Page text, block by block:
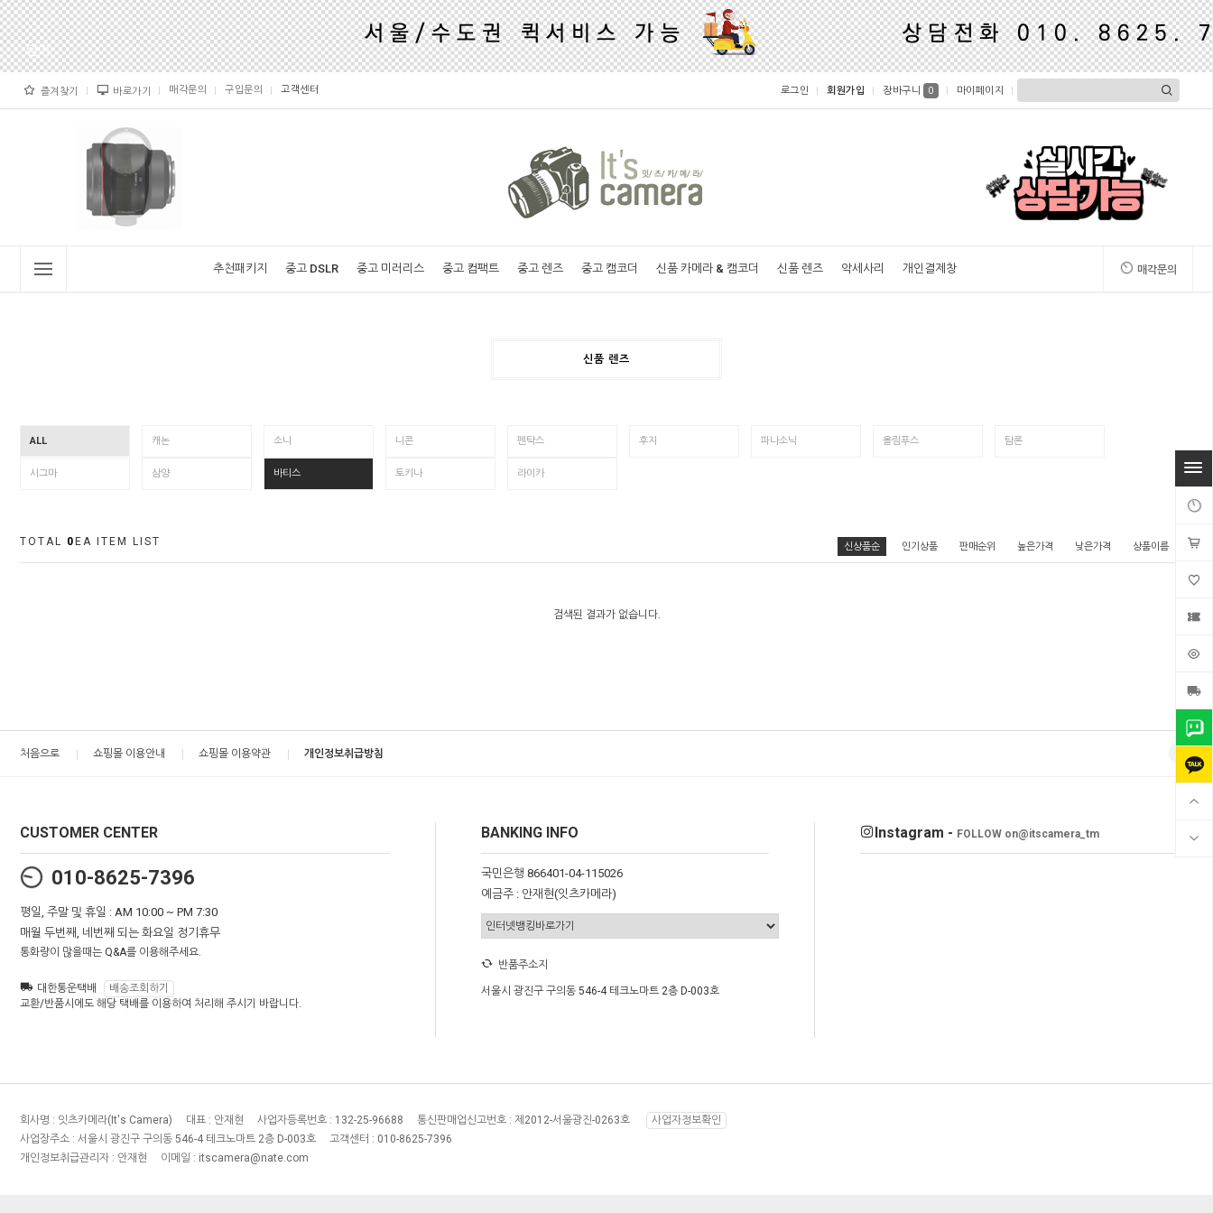
즐겨찾기 바로가기 매각문의 구입문의 고객센터 로그인 회원가입 장바구니 0 마이페이지
추천패키지 중고 DSLR 중고 미러리스 중고 컴팩트 중고 렌즈 중고 캠코더 신품 카메라 & 캠코더 신품 렌즈 악세사리 개인결제창 매각문의
신품 렌즈
ALL 캐논 소니 니콘 펜탁스 후지 파나소닉 올림푸스 탐론
시그마 삼양 바티스 토키나 라이카
TOTAL 0 EA ITEM LIST 신상품순 인기상품 판매순위 높은가격 낮은가격 상품이름
검색된 결과가 없습니다.
처음으로 쇼핑몰 이용안내 쇼핑몰 이용약관 개인정보취급방침
CUSTOMER CENTER
010-8625-7396
평일, 주말 및 휴일 : AM 10:00 ~ PM 7:30
매월 두번째, 네번째 되는 화요일 정기휴무
통화량이 많을때는 Q&A를 이용해주세요.
대한통운택배
배송조회하기
교환/반품시에도 해당 택배를 이용하여 처리해 주시기 바랍니다.
BANKING INFO
국민은행 866401-04-115026
예금주 : 안재현(잇츠카메라)
반품주소지
서울시 광진구 구의동 546-4 테크노마트 2층 D-003호
Instagram - FOLLOW on@itscamera_tm
회사명 : 잇츠카메라(It's Camera) 대표 : 안재현 사업자등록번호 : 132-25-96688 통신판매업신고번호 : 제2012-서울광진-0263호
사업자정보확인
사업장주소 : 서울시 광진구 구의동 546-4 테크노마트 2층 D-003호 고객센터 : 010-8625-7396
개인정보취급관리자 : 안재현 이메일 : itscamera@nate.com